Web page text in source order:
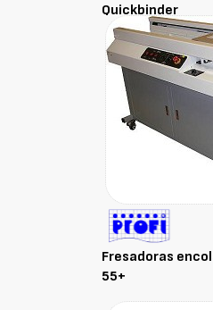
Quickbinder
Fresadoras
55+